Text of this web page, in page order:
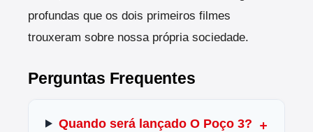
profundas que os dois primeiros filmes
trouxeram sobre nossa própria sociedade.
Perguntas Frequentes
Quando será lançado O Poço 3?